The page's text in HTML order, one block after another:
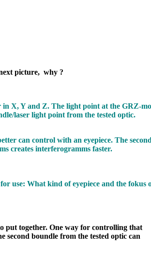
picture, why ?
X, Y and Z. The light point at the GRZ-
laser light point from the tested optic.
can control with an eyepiece. The second
creates interferogramms faster.
use: What kind of eyepiece and the fokus
put together. One way for controlling that
second boundle from the tested optic can